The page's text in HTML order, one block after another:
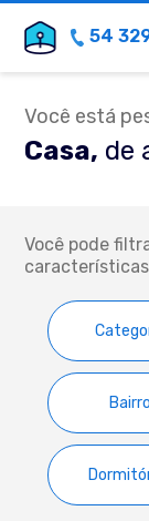
54
Você está
Casa, de
Você pode
Bairro